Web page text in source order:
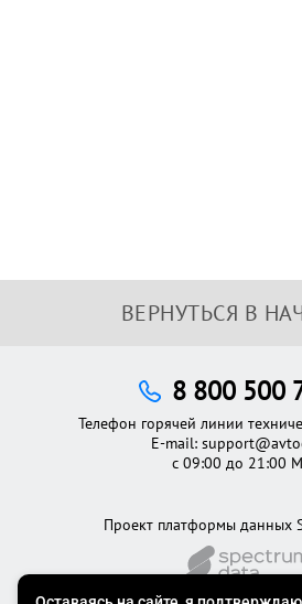
ВЕРНУТЬСЯ В
Проект платформы данных
8 800 500
Телефон горячей линии
E-mail:
с 09:00 до 21:00